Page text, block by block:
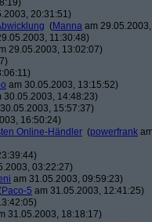
20:31:51)
(Manna am
11:30:48)
29.05.2003, 13:02:07)
am 30.05.2003, 13:15:52)
30.05.2003, 14:48:23)
15:57:37)
16:50:24)
Online-Händler (powerfrank
03:22:27)
am 31.05.2003, 09:59:23)
Paco-5 am 31.05.2003, 12:41:25)
31.05.2003, 18:18:17)